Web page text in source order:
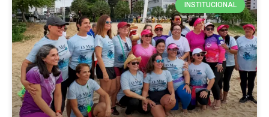
INSTITUCIONAL